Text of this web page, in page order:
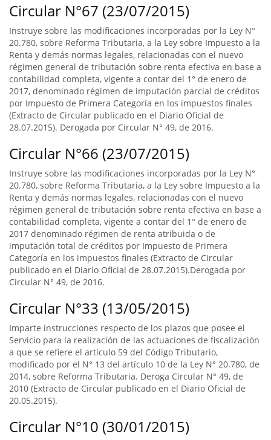
Circular N°67 (23/07/2015)
Instruye sobre las modificaciones incorporadas por la Ley N°
20.780, sobre Reforma Tributaria, a la Ley sobre Impuesto a la
Renta y demás normas legales, relacionadas con el nuevo
régimen general de tributación sobre renta efectiva en base a
contabilidad completa, vigente a contar del 1° de enero de
2017, denominado régimen de imputación parcial de créditos
por Impuesto de Primera Categoría en los impuestos finales
(Extracto de Circular publicado en el Diario Oficial de
28.07.2015). Derogada por Circular N° 49, de 2016.
Circular N°66 (23/07/2015)
Instruye sobre las modificaciones incorporadas por la Ley N°
20.780, sobre Reforma Tributaria, a la Ley sobre Impuesto a la
Renta y demás normas legales, relacionadas con el nuevo
régimen general de tributación sobre renta efectiva en base a
contabilidad completa, vigente a contar del 1° de enero de
2017 denominado régimen de renta atribuida o de
imputación total de créditos por Impuesto de Primera
Categoría en los impuestos finales (Extracto de Circular
publicado en el Diario Oficial de 28.07.2015).Derogada por
Circular N° 49, de 2016.
Circular N°33 (13/05/2015)
Imparte instrucciones respecto de los plazos que posee el
Servicio para la realización de las actuaciones de fiscalización
a que se refiere el artículo 59 del Código Tributario,
modificado por el N° 13 del artículo 10 de la Ley N° 20.780, de
2014, sobre Reforma Tributaria. Deroga Circular N° 49, de
2010 (Extracto de Circular publicado en el Diario Oficial de
20.05.2015).
Circular N°10 (30/01/2015)